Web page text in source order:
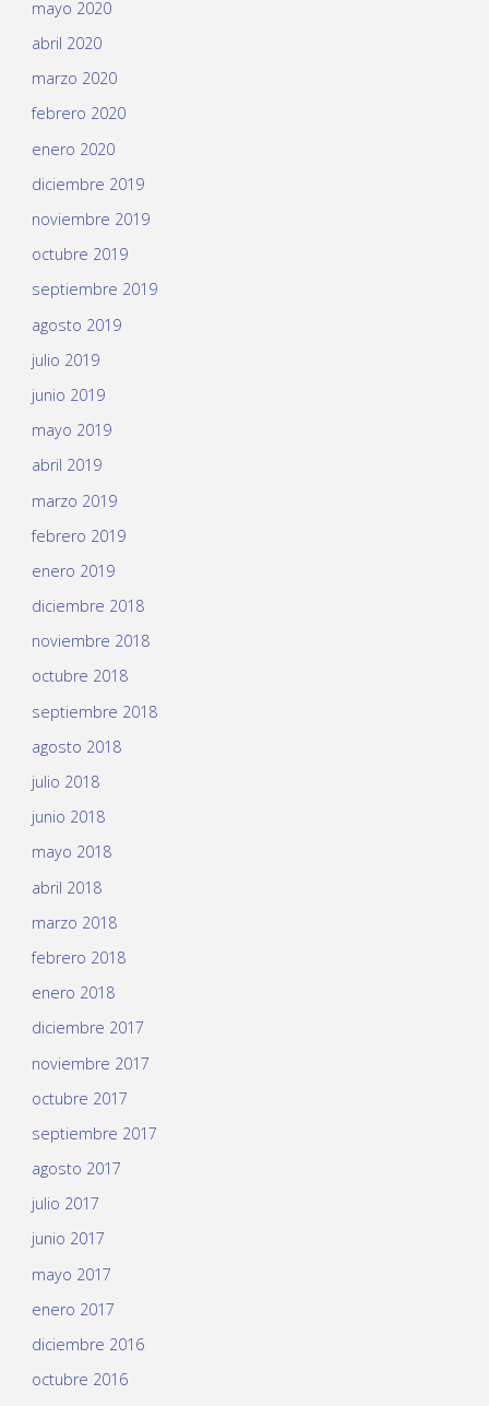
mayo 2020
abril 2020
marzo 2020
febrero 2020
enero 2020
diciembre 2019
noviembre 2019
octubre 2019
septiembre 2019
agosto 2019
julio 2019
junio 2019
mayo 2019
abril 2019
marzo 2019
febrero 2019
enero 2019
diciembre 2018
noviembre 2018
octubre 2018
septiembre 2018
agosto 2018
julio 2018
junio 2018
mayo 2018
abril 2018
marzo 2018
febrero 2018
enero 2018
diciembre 2017
noviembre 2017
octubre 2017
septiembre 2017
agosto 2017
julio 2017
junio 2017
mayo 2017
enero 2017
diciembre 2016
octubre 2016